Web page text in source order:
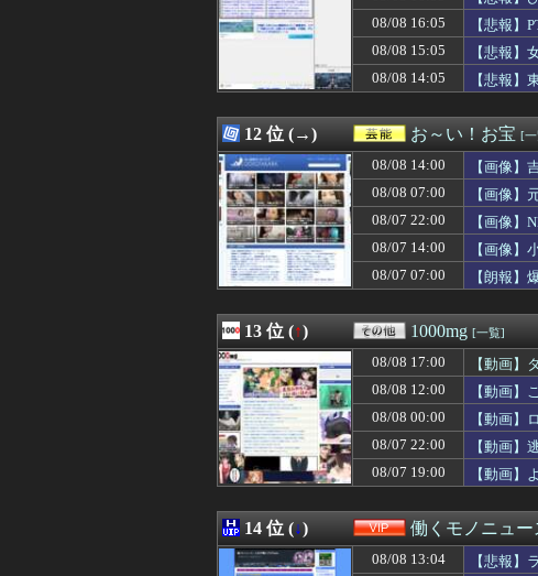
08/08 16:09
【熊本地震】避難者の
08/08 16:09
【京都大】脳外科医「
【最高】宝鐘マリンの
【速報】紫咲シオン
08/08 16:09
ショートスリーパー堀
08/08 16:08
【ウマ娘】水着フサパ
08/08 16:07
【議論】長文タイトル
08/08 16:07
海外「日本には有名で
08/08 16:06
義母が「髪の毛ばかり
08/08 16:06
★★昨晩、久しぶりに
08/08 16:06
カープ大瀬良(2軍) 防御
08/08 16:05
【画像】カノカリ女、
08/08 16:05
【動画】ショートスリ
08/08 16:05
【悲報】スマホゲーム
08/08 16:05
『MYST』シリーズっ
08/08 16:05
【悲報】中道・立憲・
08/08 16:05
ボストン・レッドソッ
08/08 16:05
【画像】デカパイ気象
08/08 16:05
【悲報】PTA会長「
08/08 16:05
ワイの上司がカラオケ
08/08 16:03
【悲報】22歳女性、通
08/08 16:03
【悲報】火垂るの墓を
08/08 16:03
社用車が崖下へ転落し
08/08 16:03
【豊臣兄弟！】与一郎
08/08 16:02
ゲーフリ新作が発売さ
08/08 16:02
※【ガンダムX】ロアビ
08/08 16:02
【画像】小倉優子(42)
08/08 16:05
【悲報】
08/08 15:05
【悲報】
08/08 14:05
【悲報
12 位 (→) お～い！お宝 [
08/08 14:00
【画像】
08/08 07:00
【画像】
08/07 22:00
【画像】
08/07 14:00
【画像】
08/07 07:00
【朗報】
13 位 (↑) 1000mg [一覧]
08/08 17:00
【動画】
08/08 12:00
【動画】
08/08 00:00
【動画】
08/07 22:00
【動画】
08/07 19:00
【動画】
14 位 (↓) 働くモノニュ
08/08 13:04
【悲報